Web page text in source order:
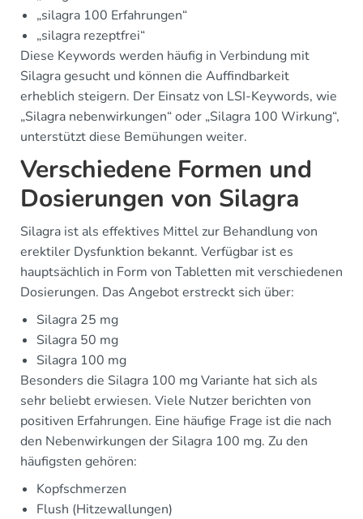
„silagra 100 Erfahrungen“
„silagra rezeptfrei“
Diese Keywords werden häufig in Verbindung mit
Silagra gesucht und können die Auffindbarkeit
erheblich steigern. Der Einsatz von LSI-Keywords, wie
„Silagra nebenwirkungen“ oder „Silagra 100 Wirkung“,
unterstützt diese Bemühungen weiter.
Verschiedene Formen und
Dosierungen von Silagra
Silagra ist als effektives Mittel zur Behandlung von
erektiler Dysfunktion bekannt. Verfügbar ist es
hauptsächlich in Form von Tabletten mit verschiedenen
Dosierungen. Das Angebot erstreckt sich über:
Silagra 25 mg
Silagra 50 mg
Silagra 100 mg
Besonders die Silagra 100 mg Variante hat sich als
sehr beliebt erwiesen. Viele Nutzer berichten von
positiven Erfahrungen. Eine häufige Frage ist die nach
den Nebenwirkungen der Silagra 100 mg. Zu den
häufigsten gehören:
Kopfschmerzen
Flush (Hitzewallungen)